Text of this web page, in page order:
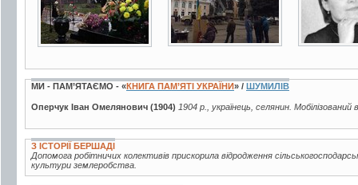
МИ - ПАМ’ЯТАЄМО - «КНИГА ПАМ’ЯТІ УКРАЇНИ» / ШУМИЛІВ
Оперчук Іван Омелянович (1904) 1904 р., українець, селянин.
З ІСТОРІЇ БЕРШАДІ
Допомога робітничих колективів прискорила відродження
культури землеробства.